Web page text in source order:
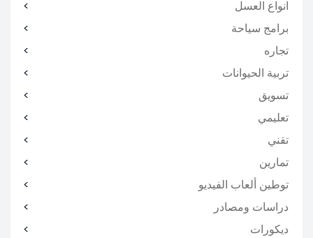
انواع العسل
برامج سياحة
تجاره
تربية الحيوانات
تسويق
تعليمي
تقني
تمارين
توطين ألعاب الفيديو
دراسات ومصادر
ديكورات